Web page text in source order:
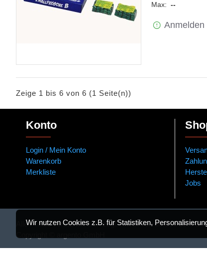
Max: --
Anmelden
Zeige 1 bis 6 von 6 (1 Seite(n))
Konto
Login / Mein Konto
Warenkorb
Merkliste
Jobs
Alle Preise verstehen sich zzgl. MwSt von derzeit 19%
Copyright © argento GmbH
Wir nutzen Cookies z.B. für Statistiken,